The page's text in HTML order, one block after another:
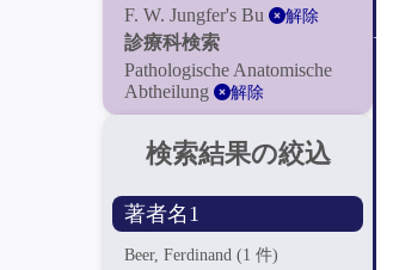
F. W. Jungfer's Bu
解除
診療科検索
Pathologische Anatomische
Abtheilung
解除
検索結果の絞込
著者名1
Beer, Ferdinand(1 件)